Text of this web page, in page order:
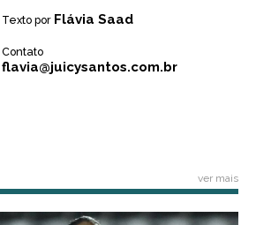
Texto por Flávia Saad
Contato
flavia@juicysantos.com.br
ver mais